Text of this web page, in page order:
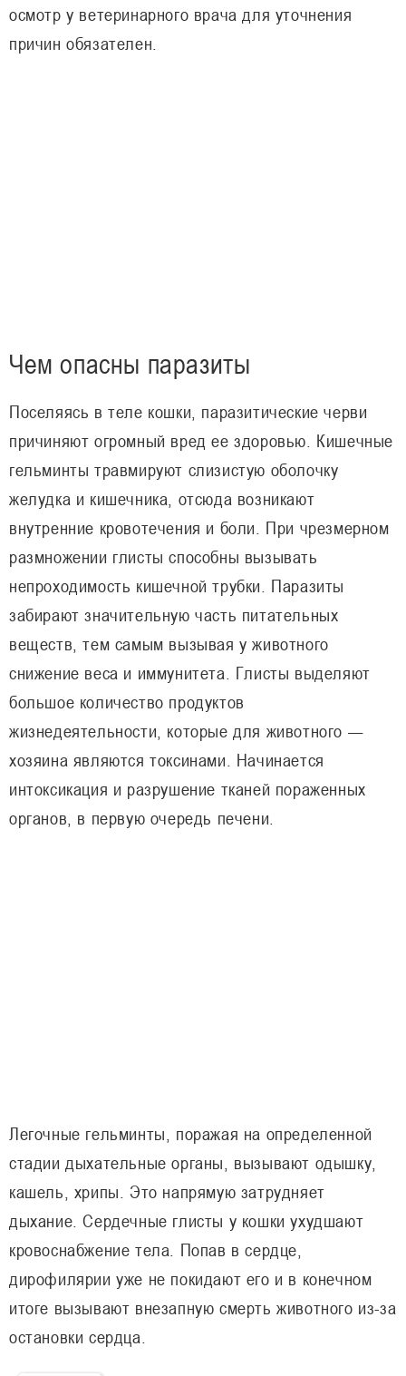
осмотр у ветеринарного врача для уточнения
причин обязателен.
Чем опасны паразиты
Поселяясь в теле кошки, паразитические черви
причиняют огромный вред ее здоровью. Кишечные
гельминты травмируют слизистую оболочку
желудка и кишечника, отсюда возникают
внутренние кровотечения и боли. При чрезмерном
размножении глисты способны вызывать
непроходимость кишечной трубки. Паразиты
забирают значительную часть питательных
веществ, тем самым вызывая у животного
снижение веса и иммунитета. Глисты выделяют
большое количество продуктов
жизнедеятельности, которые для животного —
хозяина являются токсинами. Начинается
интоксикация и разрушение тканей пораженных
органов, в первую очередь печени.
Легочные гельминты, поражая на определенной
стадии дыхательные органы, вызывают одышку,
кашель, хрипы. Это напрямую затрудняет
дыхание. Сердечные глисты у кошки ухудшают
кровоснабжение тела. Попав в сердце,
дирофилярии уже не покидают его и в конечном
итоге вызывают внезапную смерть животного из-за
остановки сердца.